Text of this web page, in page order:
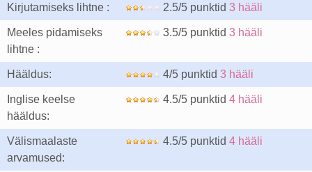
Kirjutamiseks lihtne : 2.5/5 punktid 3 hääli
Meeles pidamiseks
lihtne :
3.5/5 punktid 3 hääli
Hääldus: 4/5 punktid 3 hääli
Inglise keelse
hääldus:
4.5/5 punktid 4 hääli
Välismaalaste
arvamused:
4.5/5 punktid 4 hääli